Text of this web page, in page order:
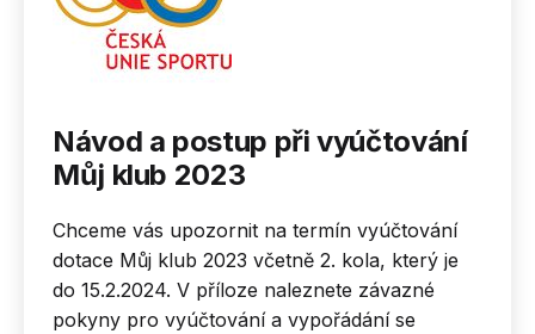
Návod a postup při vyúčtování
Můj klub 2023
Chceme vás upozornit na termín vyúčtování
dotace Můj klub 2023 včetně 2. kola, který je
do 15.2.2024. V příloze naleznete závazné
pokyny pro vyúčtování a vypořádání se